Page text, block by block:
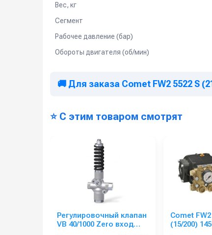
Вес, кг
Сегмент
Рабочее давление (бар)
Обороты двигателя (об/мин)
🚚 Для заказа Comet FW2 5522 S
⭐ С этим товаром смотрят
Регулировочный клапан
VB 40/1000 Zero вход
Comet FW2
(15/200)